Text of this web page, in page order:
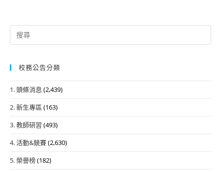
Search
for:
校務公告分類
1. 頭條消息 (2,439)
2. 新生專區 (163)
3. 教師研習 (493)
4. 活動&競賽(2,630)
5. 榮譽榜(182)